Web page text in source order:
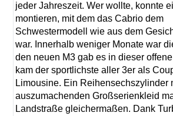
jeder Jahreszeit. Wer wollte, konnte
montieren, mit dem das Cabrio dem
Schwestermodell wie aus dem
war. Innerhalb weniger Monate war
den neuen M3 gab es in dieser
kam der sportlichste aller 3er als
Limousine. Ein Reihensechszylinder
auszumachenden Großserienkleid
Landstraße gleichermaßen. Dank